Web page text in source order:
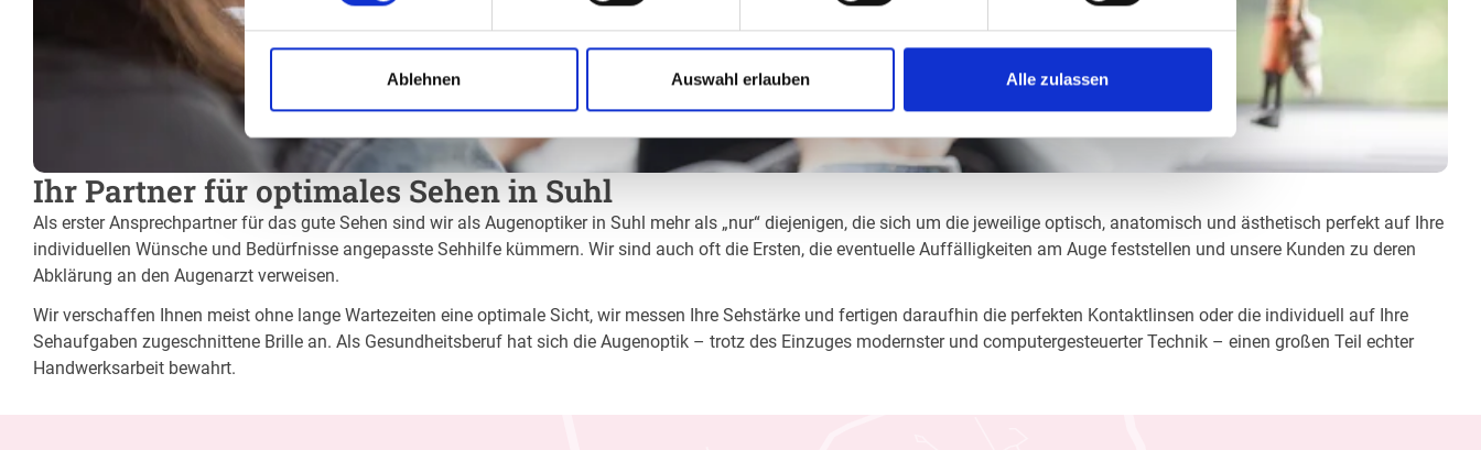
Ablehnen Auswahl erlauben Alle zulassen
Ihr Partner für optimales Sehen in Suhl
Als erster Ansprechpartner für das gute Sehen sind wir als Augenoptiker in Suhl mehr als „nur“ diejenigen, die sich um die jeweilige optisch, anatomisch und ästhetisch perfekt auf Ihre
individuellen Wünsche und Bedürfnisse angepasste Sehhilfe kümmern. Wir sind auch oft die Ersten, die eventuelle Auffälligkeiten am Auge feststellen und unsere Kunden zu deren
Abklärung an den Augenarzt verweisen.
Wir verschaffen Ihnen meist ohne lange Wartezeiten eine optimale Sicht, wir messen Ihre Sehstärke und fertigen daraufhin die perfekten Kontaktlinsen oder die individuell auf Ihre
Sehaufgaben zugeschnittene Brille an. Als Gesundheitsberuf hat sich die Augenoptik – trotz des Einzuges modernster und computergesteuerter Technik – einen großen Teil echter
Handwerksarbeit bewahrt.